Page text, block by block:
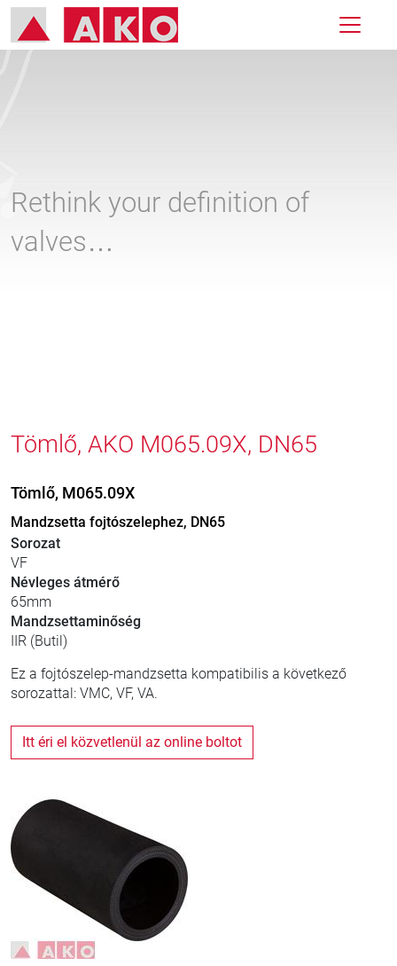
Rethink your definition of
valves…
Tömlő, AKO M065.09X, DN65
Tömlő, M065.09X
Mandzsetta fojtószelephez, DN65
Sorozat
VF
Névleges átmérő
65mm
Mandzsettaminőség
IIR (Butil)
Ez a fojtószelep-mandzsetta kompatibilis a következő
sorozattal: VMC, VF, VA.
Itt éri el közvetlenül az online boltot